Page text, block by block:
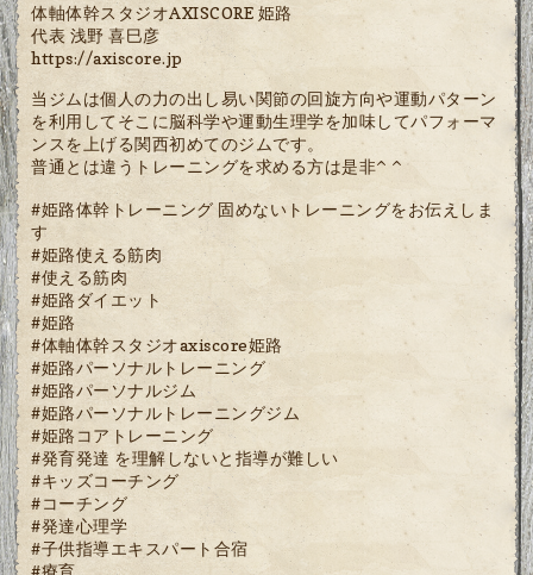
体軸体幹スタジオAXISCORE 姫路
代表 浅野 喜巳彦
https://axiscore.jp
当ジムは個人の力の出し易い関節の回旋方向や運動パターン
を利用してそこに脳科学や運動生理学を加味してパフォーマ
ンスを上げる関西初めてのジムです。
普通とは違うトレーニングを求める方は是非^ ^
#姫路体幹トレーニング 固めないトレーニングをお伝えしま
す
#姫路使える筋肉
#使える筋肉
#姫路ダイエット
#姫路
#体軸体幹スタジオaxiscore姫路
#姫路パーソナルトレーニング
#姫路パーソナルジム
#姫路パーソナルトレーニングジム
#姫路コアトレーニング
#発育発達 を理解しないと指導が難しい
#キッズコーチング
#コーチング
#発達心理学
#子供指導エキスパート合宿
#療育